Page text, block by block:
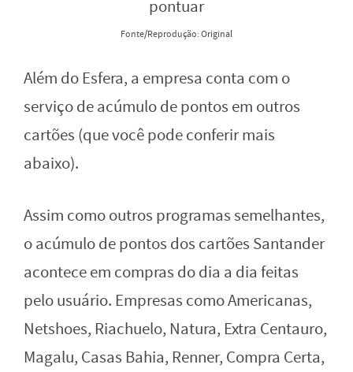
Fonte/Reprodução: Original
Além do Esfera, a empresa conta com o
serviço de acúmulo de pontos em outros
cartões (que você pode conferir mais
abaixo).
Assim como outros programas semelhantes,
o acúmulo de pontos dos cartões Santander
acontece em compras do dia a dia feitas
pelo usuário. Empresas como Americanas,
Netshoes, Riachuelo, Natura, Extra Centauro,
Magalu, Casas Bahia, Renner, Compra Certa,